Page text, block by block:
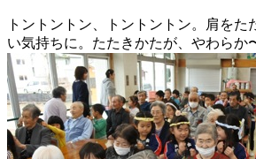
トントントン、トントントン。肩をた
い気持ちに。たたきかたが、やわらか